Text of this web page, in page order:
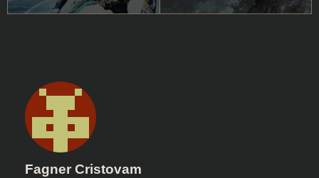
Fagner Cristovam